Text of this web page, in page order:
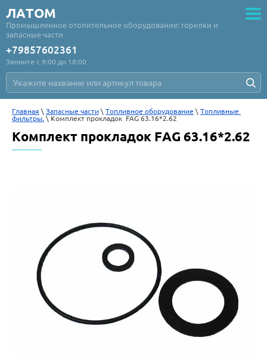
ЛАТОМ
Промышленное отопительное оборудование: горелки и
запасные части
+79857602361
Звоните с 9:00 до 18:00
Главная \ Запасные части \ Топливное оборудование \ Топливные
фильтры. \ Комплект прокладок  FAG 63.16*2.62
Комплект прокладок FAG 63.16*2.62